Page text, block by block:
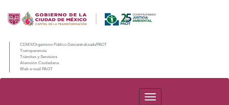
CDMX/Organismo Público Descentralizado/PAOT
Transparencia
Trámites y Servicios
Atención Ciudadana
Web e-mail PAOT
PAOT